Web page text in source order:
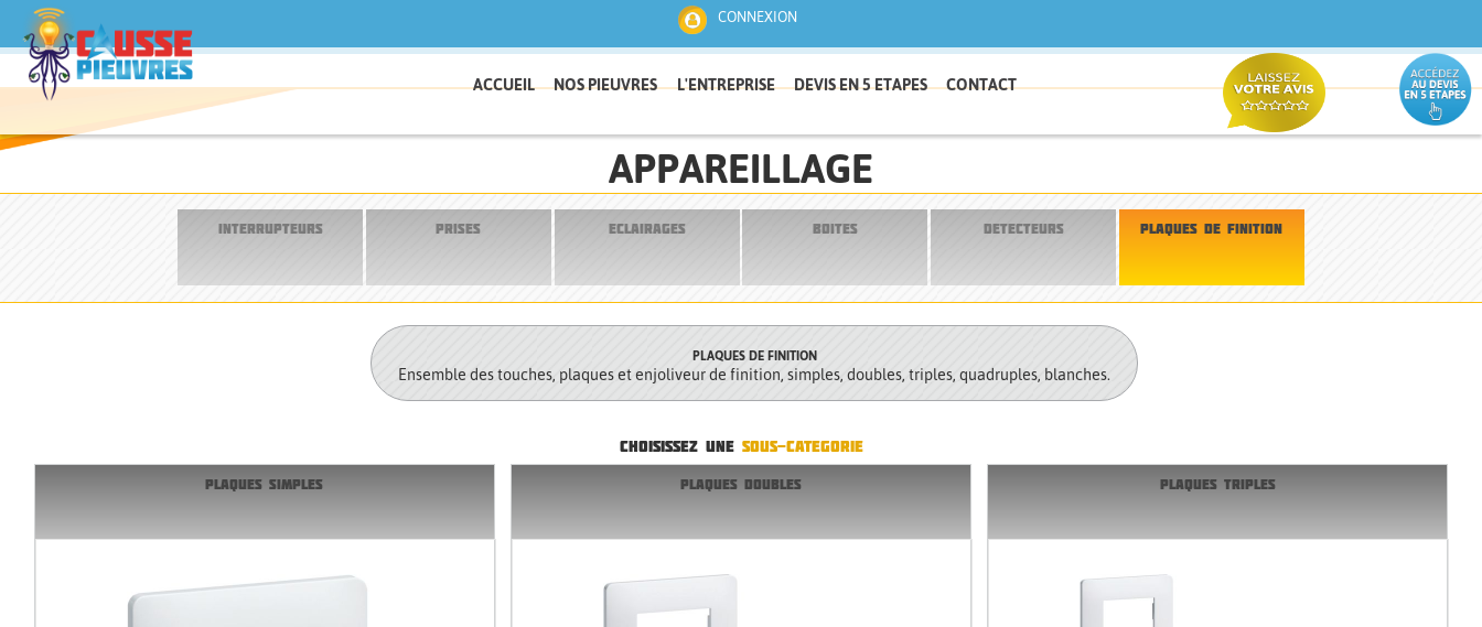
CONNEXION
ACCUEIL NOS PIEUVRES L'ENTREPRISE DEVIS EN 5 ETAPES CONTACT
APPAREILLAGE
INTERRUPTEURS PRISES ECLAIRAGES BOITES DETECTEURS PLAQUES DE FINITION
PLAQUES DE FINITION
Ensemble des touches, plaques et enjoliveur de finition, simples, doubles, triples, quadruples, blanches.
CHOISISSEZ UNE SOUS-CATEGORIE
PLAQUES SIMPLES PLAQUES DOUBLES PLAQUES TRIPLES